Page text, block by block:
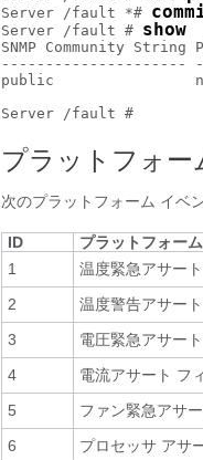
Server /fault *#
Server /fault # show
SNMP Community
---------------------
public
プラットフォ
次のプラットフォーム イベ
ID
プラットフォー
1
温度緊急アサー
2
温度警告アサー
3
電圧緊急アサー
4
電流アサート フ
5
ファン緊急アサ
6
プロセッサ アサ